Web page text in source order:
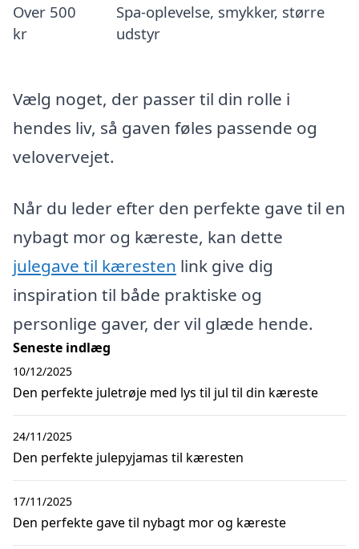
Over 500
kr
Spa-oplevelse, smykker, større
udstyr
Vælg noget, der passer til din rolle i
hendes liv, så gaven føles passende og
velovervejet.
Når du leder efter den perfekte gave til en
nybagt mor og kæreste, kan dette
julegave til kæresten link give dig
inspiration til både praktiske og
personlige gaver, der vil glæde hende.
Seneste indlæg
Den perfekte juletrøje med lys til jul til din kæreste
10/12/2025
Den perfekte julepyjamas til kæresten
24/11/2025
Den perfekte gave til nybagt mor og kæreste
17/11/2025